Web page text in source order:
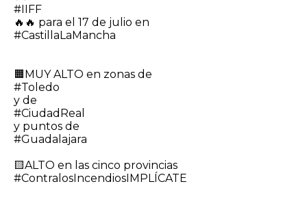
#IIFF
🔥🔥 para el 17 de julio en
#CastillaLaMancha
🟧MUY ALTO en zonas de
#Toledo
y de
#CiudadReal
y puntos de
#Guadalajara
🟨ALTO en las cinco provincias
#ContralosIncendiosIMPLÍCATE